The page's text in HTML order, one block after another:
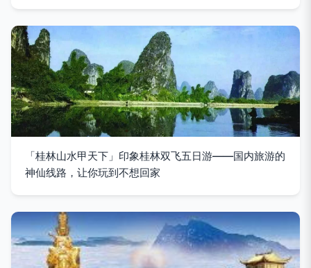
「桂林山水甲天下」印象桂林双飞五日游——国内旅游的
神仙线路，让你玩到不想回家